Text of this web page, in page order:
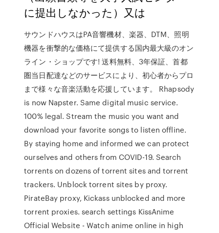
に提出しなかった）又は
サウンドハウスはPA音響機材、楽器、DTM、照明
機器を衝撃的な価格にて提供する国内最大級のオン
ライン・ショップです! 送料無料、3年保証、首都
圏当日配達などのサービスにより、初心者からプロ
まで様々な音楽活動を応援しています。 Rhapsody
is now Napster. Same digital music service.
100% legal. Stream the music you want and
download your favorite songs to listen offline.
By staying home and informed we can protect
ourselves and others from COVID-19. Search
torrents on dozens of torrent sites and torrent
trackers. Unblock torrent sites by proxy.
PirateBay proxy, Kickass unblocked and more
torrent proxies. search settings KissAnime
Official Website - Watch anime online in high